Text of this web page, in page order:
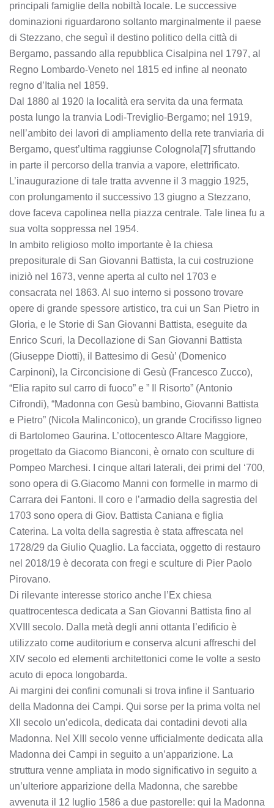
principali famiglie della nobiltà locale. Le successive
dominazioni riguardarono soltanto marginalmente il paese
di Stezzano, che seguì il destino politico della città di
Bergamo, passando alla repubblica Cisalpina nel 1797, al
Regno Lombardo-Veneto nel 1815 ed infine al neonato
regno d’Italia nel 1859.
Dal 1880 al 1920 la località era servita da una fermata
posta lungo la tranvia Lodi-Treviglio-Bergamo; nel 1919,
nell’ambito dei lavori di ampliamento della rete tranviaria di
Bergamo, quest’ultima raggiunse Colognola[7] sfruttando
in parte il percorso della tranvia a vapore, elettrificato.
L’inaugurazione di tale tratta avvenne il 3 maggio 1925,
con prolungamento il successivo 13 giugno a Stezzano,
dove faceva capolinea nella piazza centrale. Tale linea fu a
sua volta soppressa nel 1954.
In ambito religioso molto importante è la chiesa
prepositurale di San Giovanni Battista, la cui costruzione
iniziò nel 1673, venne aperta al culto nel 1703 e
consacrata nel 1863. Al suo interno si possono trovare
opere di grande spessore artistico, tra cui un San Pietro in
Gloria, e le Storie di San Giovanni Battista, eseguite da
Enrico Scuri, la Decollazione di San Giovanni Battista
(Giuseppe Diotti), il Battesimo di Gesù’ (Domenico
Carpinoni), la Circoncisione di Gesù (Francesco Zucco),
“Elia rapito sul carro di fuoco” e ” Il Risorto” (Antonio
Cifrondi), “Madonna con Gesù bambino, Giovanni Battista
e Pietro” (Nicola Malinconico), un grande Crocifisso ligneo
di Bartolomeo Gaurina. L’ottocentesco Altare Maggiore,
progettato da Giacomo Bianconi, è ornato con sculture di
Pompeo Marchesi. I cinque altari laterali, dei primi del ‘700,
sono opera di G.Giacomo Manni con formelle in marmo di
Carrara dei Fantoni. Il coro e l’armadio della sagrestia del
1703 sono opera di Giov. Battista Caniana e figlia
Caterina. La volta della sagrestia è stata affrescata nel
1728/29 da Giulio Quaglio. La facciata, oggetto di restauro
nel 2018/19 è decorata con fregi e sculture di Pier Paolo
Pirovano.
Di rilevante interesse storico anche l’Ex chiesa
quattrocentesca dedicata a San Giovanni Battista fino al
XVIII secolo. Dalla metà degli anni ottanta l’edificio è
utilizzato come auditorium e conserva alcuni affreschi del
XIV secolo ed elementi architettonici come le volte a sesto
acuto di epoca longobarda.
Ai margini dei confini comunali si trova infine il Santuario
della Madonna dei Campi. Qui sorse per la prima volta nel
XII secolo un’edicola, dedicata dai contadini devoti alla
Madonna. Nel XIII secolo venne ufficialmente dedicata alla
Madonna dei Campi in seguito a un’apparizione. La
struttura venne ampliata in modo significativo in seguito a
un’ulteriore apparizione della Madonna, che sarebbe
avvenuta il 12 luglio 1586 a due pastorelle: qui la Madonna